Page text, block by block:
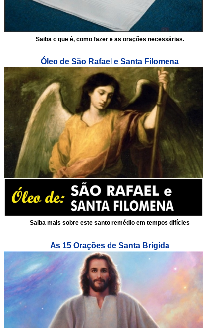
Saiba o que é, como fazer e as orações necessárias.
Óleo de São Rafael e Santa Filomena
Saiba mais sobre este santo remédio em tempos difícies
As 15 Orações de Santa Brígida